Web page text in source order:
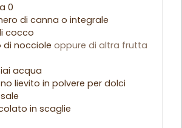
0
di canna o integrale
cocco
di nocciole oppure di altra frutta
acqua
lievito in polvere per dolci
sale
in scaglie